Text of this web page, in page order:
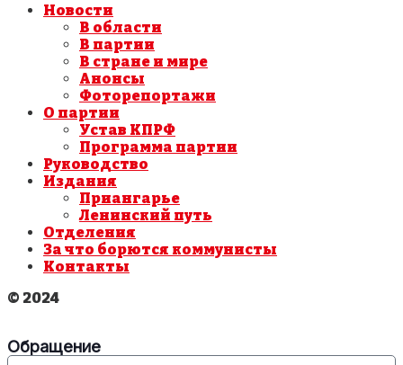
Новости
В области
В партии
В стране и мире
Анонсы
Фоторепортажи
О партии
Устав КПРФ
Программа партии
Руководство
Издания
Приангарье
Ленинский путь
Отделения
За что борются коммунисты
Контакты
© 2024
Обращение